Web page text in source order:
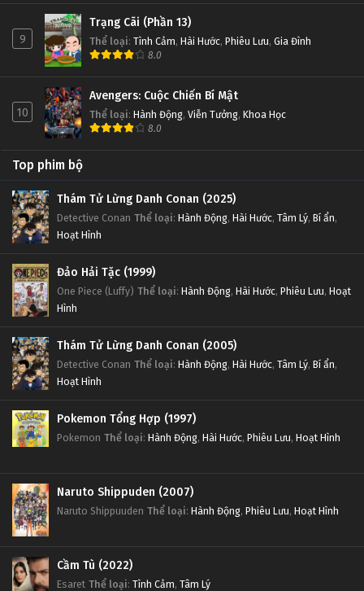
9
Trạng Cãi (Phần 13)
Thể loại: Tình Cảm, Hài Hước, Phiêu Lưu, Gia Đình
8.0
10
Avengers: Cuộc Chiến Bí Mật
Thể loại: Hành Động, Viễn Tưởng, Khoa Học
8.0
Top phim bộ
Thám Tử Lừng Danh Conan (2025)
Detective Conan Thể loại: Hành Động, Hài Hước, Tâm Lý, Bí ẩn,
Hoạt Hình
Đảo Hải Tặc (1999)
One Piece (Luffy) Thể loại: Hành Động, Hài Hước, Phiêu Lưu, Hoạt
Hình
Thám Tử Lừng Danh Conan (2005)
Detective Conan Thể loại: Hành Động, Hài Hước, Tâm Lý, Bí ẩn,
Hoạt Hình
Pokemon Tổng Hợp (1997)
Pokemon Thể loại: Hành Động, Hài Hước, Phiêu Lưu, Hoạt Hình
Naruto Shippuden (2007)
Naruto Shippuuden Thể loại: Hành Động, Phiêu Lưu, Hoạt Hình
Cầm Tù (2022)
Esaret Thể loại: Tình Cảm, Tâm Lý